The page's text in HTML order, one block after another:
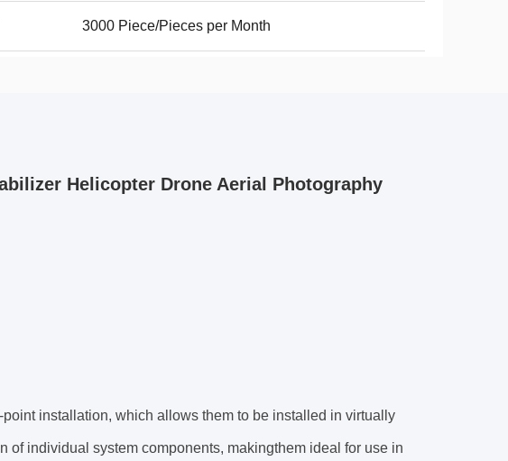
3000 Piece/Pieces per Month
Helicopter Drone Aerial Photography
installation, which allows them to be installed in virtually
of individual system components, makingthem ideal for use in